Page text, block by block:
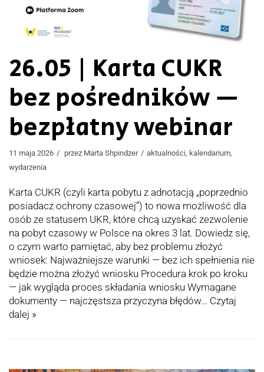
26.05 | Karta CUKR
bez pośredników —
bezpłatny webinar
11 maja 2026 przez Marta Shpindzer aktualności, kalendarium,
wydarzenia
Karta CUKR (czyli karta pobytu z adnotacją „poprzednio
posiadacz ochrony czasowej”) to nowa możliwość dla
osób ze statusem UKR, które chcą uzyskać zezwolenie
na pobyt czasowy w Polsce na okres 3 lat. Dowiedz się,
o czym warto pamiętać, aby bez problemu złożyć
wniosek: Najważniejsze warunki — bez ich spełnienia nie
będzie można złożyć wniosku Procedura krok po kroku
— jak wygląda proces składania wniosku Wymagane
dokumenty — najczęstsza przyczyna błędów… Czytaj
dalej »